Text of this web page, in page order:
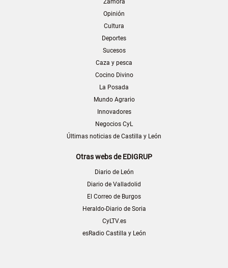
Opinión
Cultura
Deportes
Sucesos
Caza y pesca
Cocino Divino
La Posada
Mundo Agrario
Innovadores
Negocios CyL
Últimas noticias de Castilla y León
Otras webs de EDIGRUP
Diario de León
Diario de Valladolid
El Correo de Burgos
Heraldo-Diario de Soria
CyLTV.es
esRadio Castilla y León